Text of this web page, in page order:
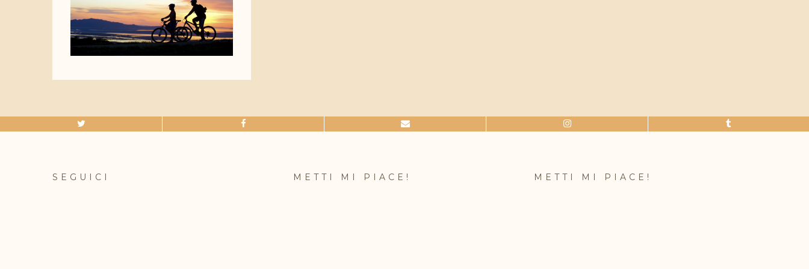
SEGUICI METTI MI PIACE! METTI MI PIACE!